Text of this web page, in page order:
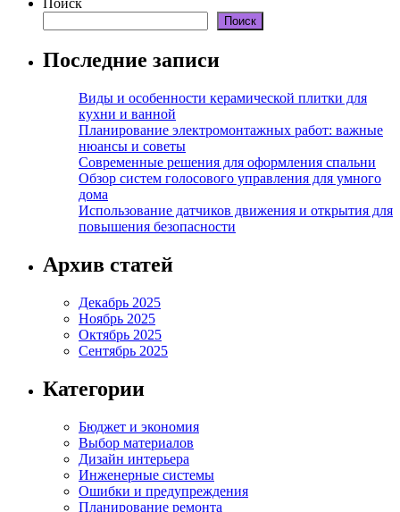
Поиск
Поиск
Последние записи
Виды и особенности керамической плитки для
кухни и ванной
Планирование электромонтажных работ: важные
нюансы и советы
Современные решения для оформления спальни
Обзор систем голосового управления для умного
дома
Использование датчиков движения и открытия для
повышения безопасности
Архив статей
Декабрь 2025
Ноябрь 2025
Октябрь 2025
Сентябрь 2025
Категории
Бюджет и экономия
Выбор материалов
Дизайн интерьера
Инженерные системы
Ошибки и предупреждения
Планирование ремонта